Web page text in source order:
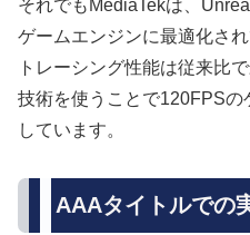
それでもMediaTekは、
ゲームエンジンに最適化さ
トレーシング性能は従来比
技術を使うことで120FPSの
しています。
AAAタイトルでの